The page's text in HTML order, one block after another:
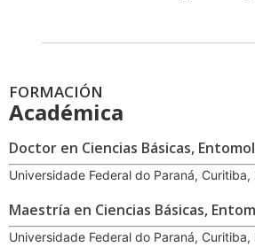
FORMACIÓN
Académica
Doctor en Ciencias Básicas,
Universidade Federal do Paraná, Curitiba,
Maestría en Ciencias Básicas,
Universidade Federal do Paraná,